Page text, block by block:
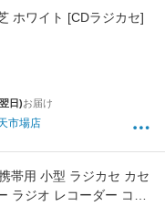
ホワイト [CDラジカセ]
日)お届け
市場店
帯用 小型 ラジカセ カセ
ラジオ レコーダー コン